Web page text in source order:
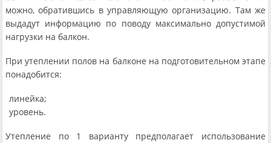
можно, обратившись в управляющую организацию. Там же
выдадут информацию по поводу максимально допустимой
нагрузки на балкон.
При утеплении полов на балконе на подготовительном этапе
понадобится:
линейка;
уровень.
Утепление по 1 варианту предполагает использование